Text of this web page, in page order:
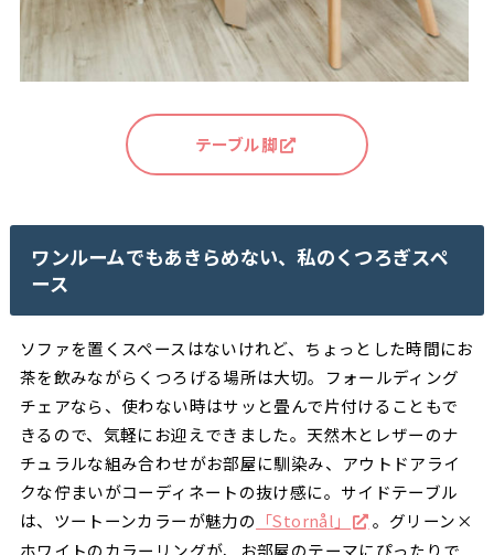
テーブル脚
ワンルームでもあきらめない、私のくつろぎスペ
ース
ソファを置くスペースはないけれど、ちょっとした時間にお
茶を飲みながらくつろげる場所は大切。フォールディング
チェアなら、使わない時はサッと畳んで片付けることもで
きるので、気軽にお迎えできました。天然木とレザーのナ
チュラルな組み合わせがお部屋に馴染み、アウトドアライ
クな佇まいがコーディネートの抜け感に。サイドテーブル
は、ツートーンカラーが魅力の 「Stornål」
。グリーン×